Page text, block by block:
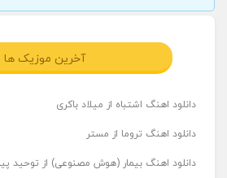
آخرین موزیک ها
دانلود اهنگ اشتباه از میلاد باکری
دانلود اهنگ تروما از مستر
دانلود اهنگ بیمار (هوش مصنوعی) از توحید